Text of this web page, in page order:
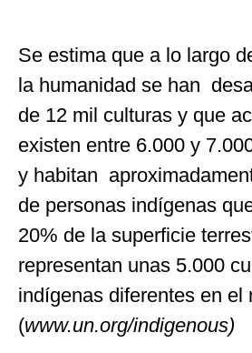
Se estima que a lo largo
la humanidad se han
de 12 mil culturas y que
existen entre 6.000 y
y habitan
de personas indígenas
20% de la superficie
representan unas 5.000
indígenas diferentes en el
(www.un.org/indigenous)